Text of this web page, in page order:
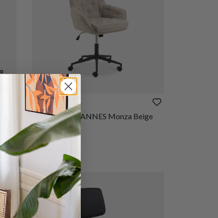
€ 216,60
Bureaustoel HANNES Monza Beige
B60
Op voorraad